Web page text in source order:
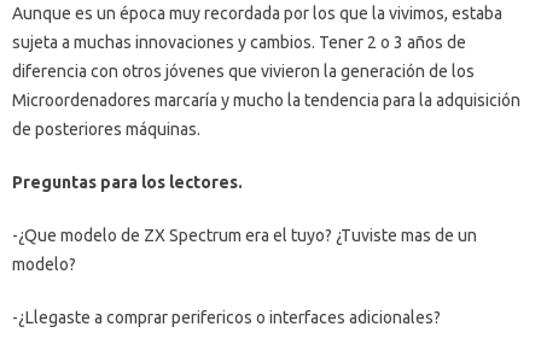
Aunque es un época muy recordada por los que la vivimos, estaba
sujeta a muchas innovaciones y cambios. Tener 2 o 3 años de
diferencia con otros jóvenes que vivieron la generación de los
Microordenadores marcaría y mucho la tendencia para la adquisición
de posteriores máquinas.
Preguntas para los lectores.
-¿Que modelo de ZX Spectrum era el tuyo? ¿Tuviste mas de un
modelo?
-¿Llegaste a comprar perifericos o interfaces adicionales?